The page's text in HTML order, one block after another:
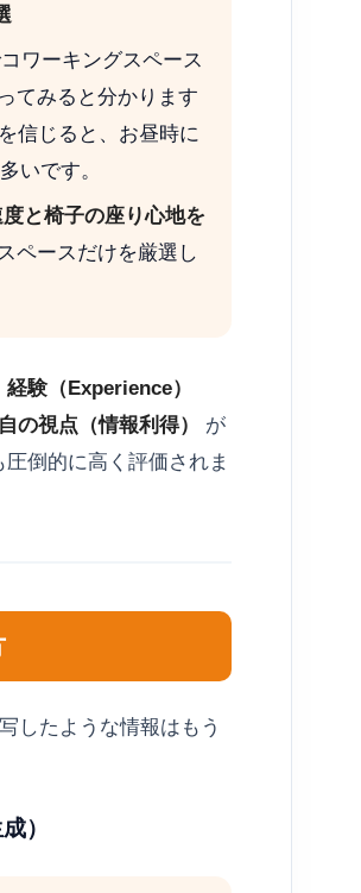
ワーキングスペース
てみると分かります
信じると、お昼時に
いです。
と椅子の座り心地を
ペースだけを厳選し
経験（Experience）
の視点（情報利得）
が
倒的に高く評価されま
したような情報はもう
）